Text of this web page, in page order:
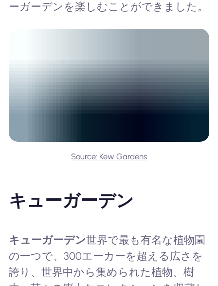
ーガーデンを楽しむことができました。
Source: Kew Gardens
キューガーデン
キューガーデン世界で最も有名な植物園
の一つで、300エーカーを超える広さを
誇り、世界中から集められた植物、樹